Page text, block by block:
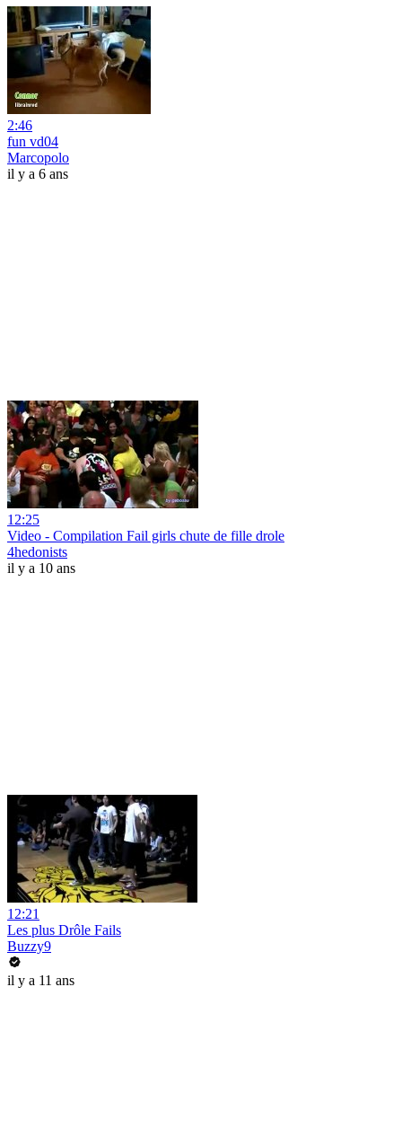
2:46
fun vd04
Marcopolo
il y a 6 ans
12:25
Video - Compilation Fail girls chute de fille drole
4hedonists
il y a 10 ans
12:21
Les plus Drôle Fails
Buzzy9
il y a 11 ans